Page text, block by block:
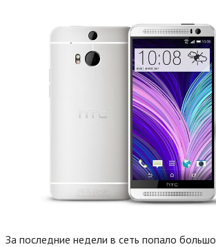
За последние недели в сеть попало